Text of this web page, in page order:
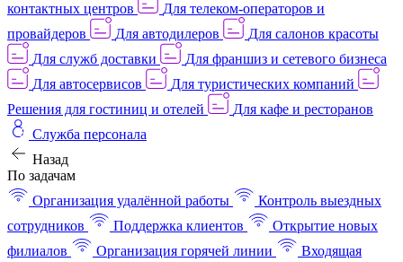
контактных центров
Для телеком-операторов и
провайдеров
Для автодилеров
Для салонов красоты
Для служб доставки
Для франшиз и сетевого бизнеса
Для автосервисов
Для туристических компаний
Решения для гостиниц и отелей
Для кафе и ресторанов
Служба персонала
Назад
По задачам
Организация удалённой работы
Контроль выездных
сотрудников
Поддержка клиентов
Открытие новых
филиалов
Организация горячей линии
Входящая